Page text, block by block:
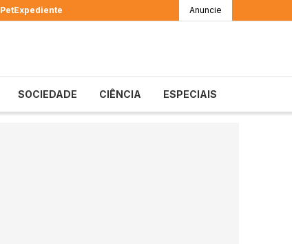
PetExpediente Anuncie
SOCIEDADE CIÊNCIA ESPECIAIS